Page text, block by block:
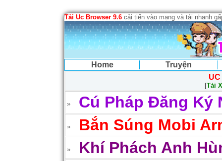
Tải Uc Browser 9.6 cải tiến vào mạng và tải nhanh
Home
Truyện
[Tải
Cú Pháp Đăng Ký
Bắn Súng Mobi
Khí Phách Anh